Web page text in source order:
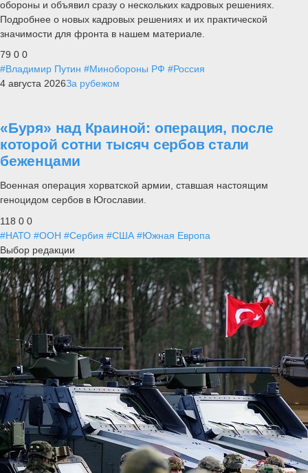
обороны и объявил сразу о нескольких кадровых решениях.
Подробнее о новых кадровых решениях и их практической
значимости для фронта в нашем материале.
79 0 0
#Владимир Путин #Минобороны РФ #Россия
4 августа 2026За рубежом
«Буря» над Краиной: операция, после
которой сотни тысяч сербов стали
беженцами
Военная операция хорватской армии, ставшая настоящим
геноцидом сербов в Югославии.
118 0 0
#НАТО #ООН #Сербия #США #Южная Европа
Выбор редакции